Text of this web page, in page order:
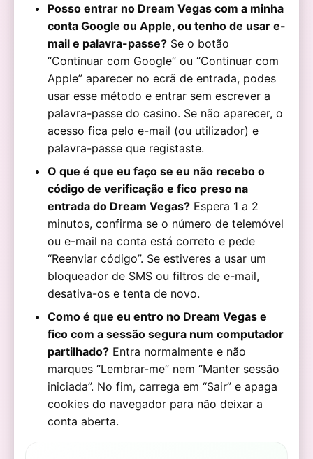
Posso entrar no Dream Vegas com a minha
conta Google ou Apple, ou tenho de usar e-
mail e palavra-passe? Se o botão
“Continuar com Google” ou “Continuar com
Apple” aparecer no ecrã de entrada, podes
usar esse método e entrar sem escrever a
palavra-passe do casino. Se não aparecer, o
acesso fica pelo e-mail (ou utilizador) e
palavra-passe que registaste.
O que é que eu faço se eu não recebo o
código de verificação e fico preso na
entrada do Dream Vegas? Espera 1 a 2
minutos, confirma se o número de telemóvel
ou e-mail na conta está correto e pede
“Reenviar código”. Se estiveres a usar um
bloqueador de SMS ou filtros de e-mail,
desativa-os e tenta de novo.
Como é que eu entro no Dream Vegas e
fico com a sessão segura num computador
partilhado? Entra normalmente e não
marques “Lembrar-me” nem “Manter sessão
iniciada”. No fim, carrega em “Sair” e apaga
cookies do navegador para não deixar a
conta aberta.